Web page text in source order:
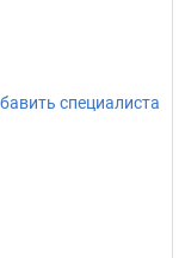
специалиста